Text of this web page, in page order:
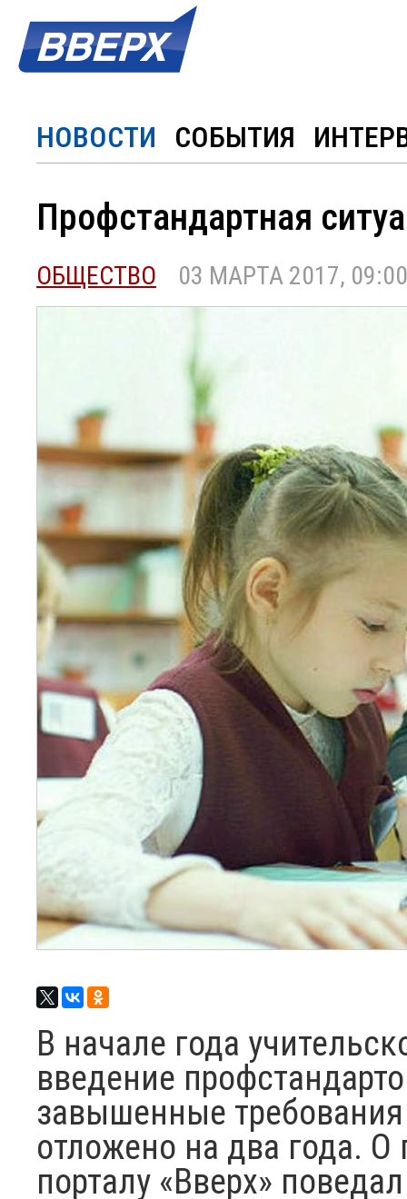
НОВОСТИ СОБЫТИЯ
Профстандартная
ОБЩЕСТВО 03 МАРТА 2017, 09:00
В начале года
введение
завышенные
отложено на два года.
порталу «Вверх»